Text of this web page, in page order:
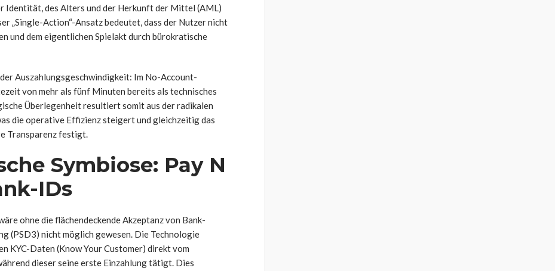
Identität, des Alters und der Herkunft der Mittel (AML)
„Single-Action“-Ansatz bedeutet, dass der Nutzer nicht
und dem eigentlichen Spielakt durch bürokratische
Auszahlungsgeschwindigkeit: Im No-Account-
von mehr als fünf Minuten bereits als technisches
Überlegenheit resultiert somit aus der radikalen
die operative Effizienz steigert und gleichzeitig das
Transparenz festigt.
Symbiose: Pay N
IDs
ohne die flächendeckende Akzeptanz von Bank-
(PSD3) nicht möglich gewesen. Die Technologie
KYC-Daten (Know Your Customer) direkt vom
dieser seine erste Einzahlung tätigt. Dies